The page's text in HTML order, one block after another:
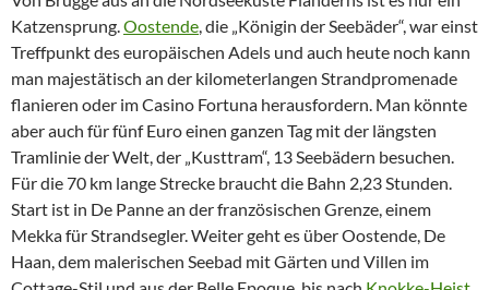
Katzensprung.Oostende, die „Königin der Seebäder“, war einst
Treffpunkt des europäischen Adels und auch heute noch kann
man majestätisch an der kilometerlangen Strandpromenade
flanieren oder im Casino Fortuna herausfordern. Man könnte
aber auch für fünf Euro einen ganzen Tag mit der längsten
Tramlinie der Welt, der „Kusttram“, 13 Seebädern besuchen.
Für die 70 km lange Strecke braucht die Bahn 2,23 Stunden.
Start ist in De Panne an der französischen Grenze, einem
Mekka für Strandsegler. Weiter geht es über Oostende, De
Haan, dem malerischen Seebad mit Gärten und Villen im